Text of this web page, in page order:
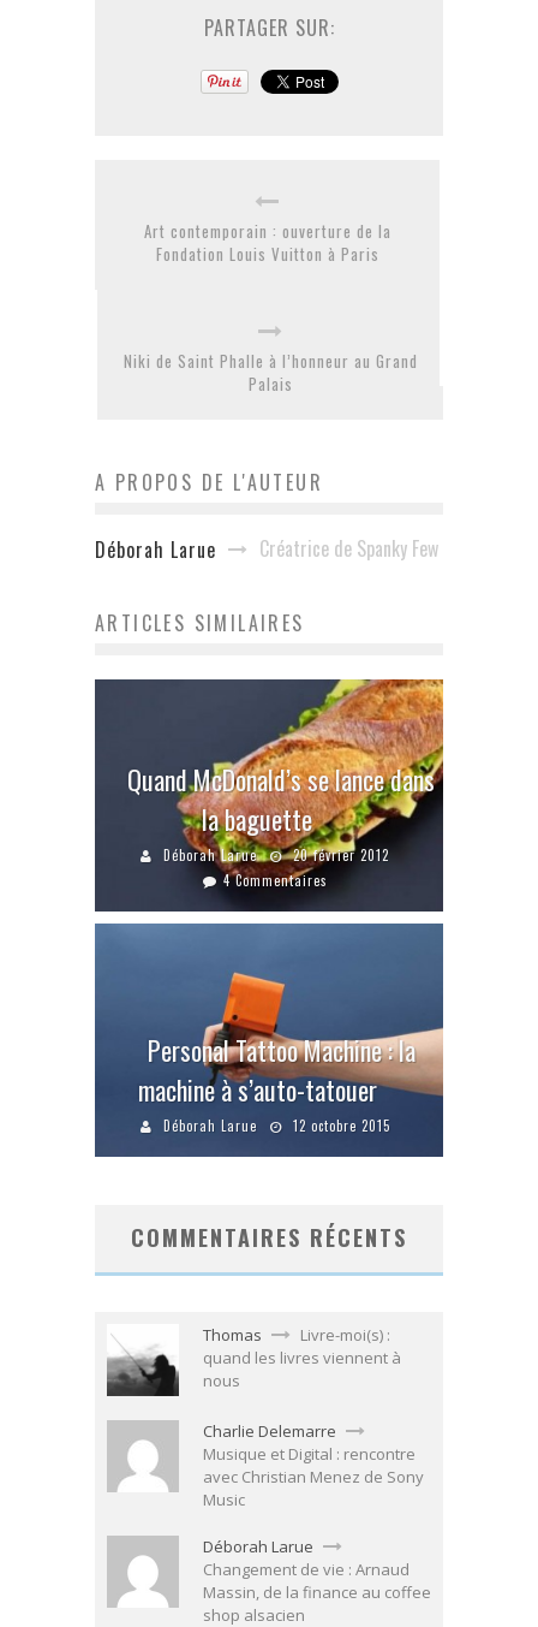
PARTAGER SUR:
Art contemporain : ouverture de la
Fondation Louis Vuitton à Paris
Niki de Saint Phalle à l’honneur au Grand
Palais
A PROPOS DE L'AUTEUR
Déborah Larue Créatrice de Spanky Few
ARTICLES SIMILAIRES
Quand McDonald’s se lance dans
la baguette
Déborah Larue
20 février 2012
4 Commentaires
Personal Tattoo Machine : la
machine à s’auto-tatouer
Déborah Larue 12 octobre 2015
COMMENTAIRES RÉCENTS
Thomas
Livre-moi(s) :
quand les livres viennent à
nous
Charlie Delemarre
Musique et Digital : rencontre
avec Christian Menez de Sony
Music
Déborah Larue
Changement de vie : Arnaud
Massin, de la finance au coffee
shop alsacien